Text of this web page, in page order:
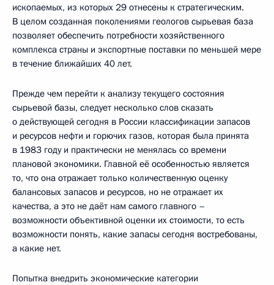
ископаемых, из которых 29 отнесены к стратегическим.
В целом созданная поколениями геологов сырьевая база
позволяет обеспечить потребности хозяйственного
комплекса страны и экспортные поставки по меньшей мере
в течение ближайших 40 лет.
Прежде чем перейти к анализу текущего состояния
сырьевой базы, следует несколько слов сказать
о действующей сегодня в России классификации запасов
и ресурсов нефти и горючих газов, которая была принята
в 1983 году и практически не менялась со времени
плановой экономики. Главной её особенностью является
то, что она отражает только количественную оценку
балансовых запасов и ресурсов, но не отражает их
качества, а это не даёт нам самого главного –
возможности объективной оценки их стоимости, то есть
возможности понять, какие запасы сегодня востребованы,
а какие нет.
Попытка внедрить экономические категории